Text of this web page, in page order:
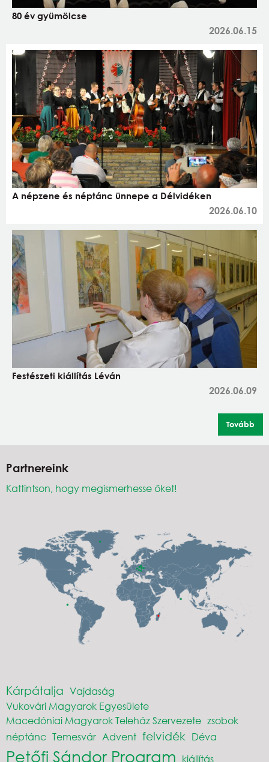
80 év gyümölcse
2026.06.15
A népzene és néptánc ünnepe a Délvidéken
2026.06.10
Festészeti kiállítás Léván
2026.06.09
Tovább
Partnereink
Kattintson, hogy megismerhesse őket!
Kárpátalja Vajdaság
Vukovári Magyarok Egyesülete
Macedóniai Magyarok Teleház Szervezete zsobok
néptánc Temesvár Advent felvidék Déva
Petőfi Sándor Program kiállítás